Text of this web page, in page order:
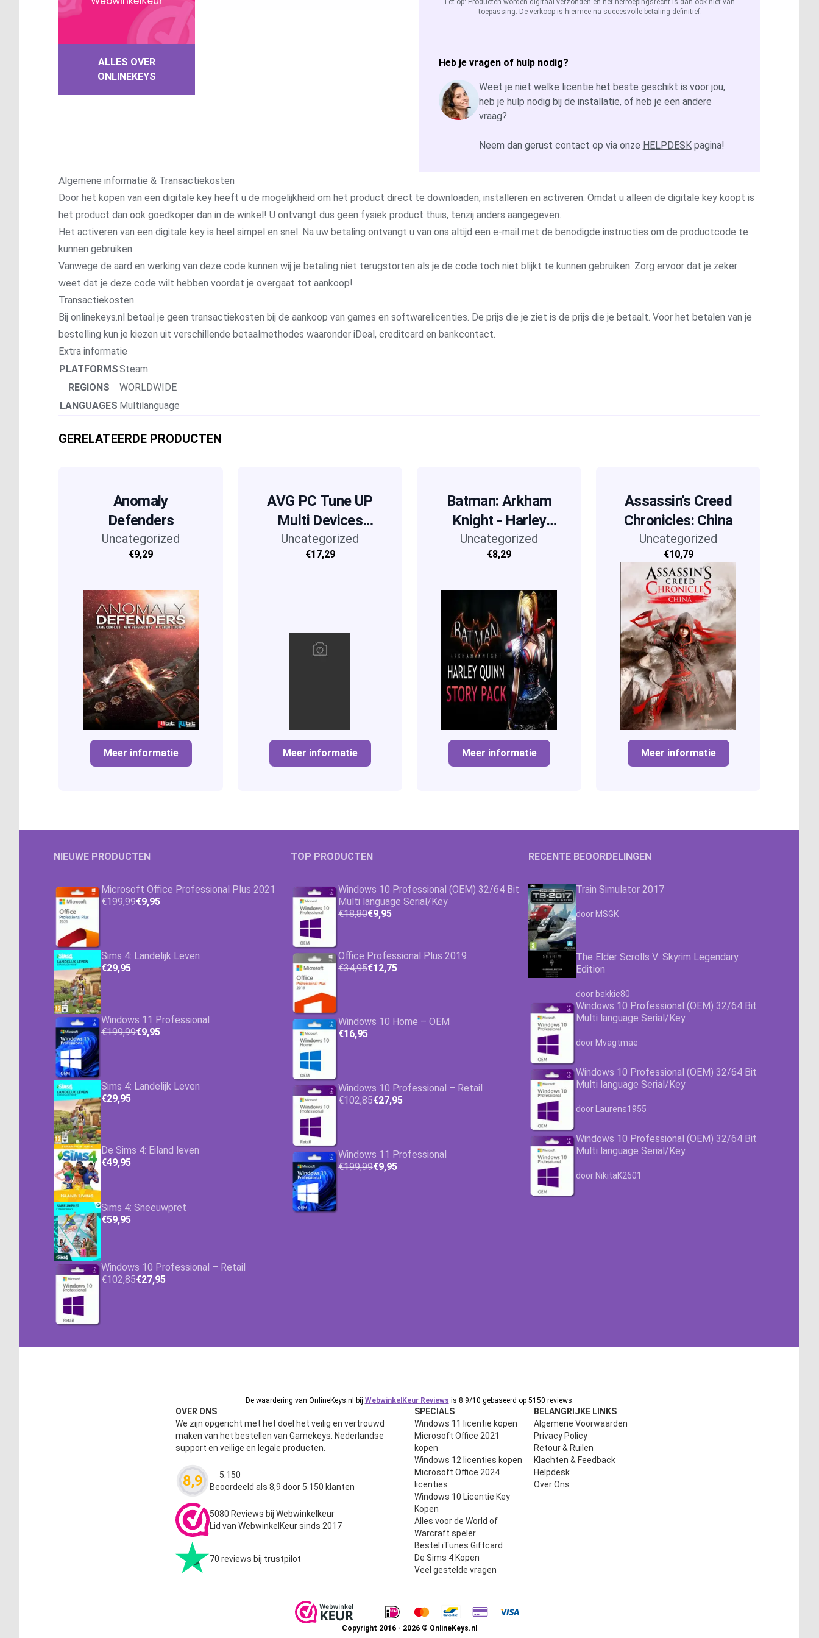
Let op: Producten worden digitaal verzonden en het herroepingsrecht is dan ook niet van
toepassing. De verkoop is hiermee na succesvolle betaling definitief.
Heb je vragen of hulp nodig?
Weet je niet welke licentie het beste geschikt is voor jou,
heb je hulp nodig bij de installatie, of heb je een andere
vraag?
Neem dan gerust contact op via onze HELPDESKpagina!
ALLES OVER
ONLINEKEYS
Algemene informatie & Transactiekosten
Door het kopen van een digitale key heeft u de mogelijkheid om het product direct te downloaden, installeren en activeren. Omdat u alleen de digitale key koopt is
het product dan ook goedkoper dan in de winkel! U ontvangt dus geen fysiek product thuis, tenzij anders aangegeven.
Het activeren van een digitale key is heel simpel en snel. Na uw betaling ontvangt u van ons altijd een e-mail met de benodigde instructies om de productcode te
kunnen gebruiken.
Vanwege de aard en werking van deze code kunnen wij je betaling niet terugstorten als je de code toch niet blijkt te kunnen gebruiken. Zorg ervoor dat je zeker
weet dat je deze code wilt hebben voordat je overgaat tot aankoop!
Transactiekosten
Bij onlinekeys.nl betaal je geen transactiekosten bij de aankoop van games en softwarelicenties. De prijs die je ziet is de prijs die je betaalt. Voor het betalen van je
bestelling kun je kiezen uit verschillende betaalmethodes waaronder iDeal, creditcard en bankcontact.
Extra informatie
PLATFORMSSteam
REGIONS
WORLDWIDE
LANGUAGES Multilanguage
GERELATEERDE PRODUCTEN
Anomaly
Defenders
Uncategorized
€9,29
Meer informatie
AVG PC Tune UP
Multi Devices
2017 2 Years
Unlimited
Uncategorized
€17,29
Meer informatie
Batman: Arkham
Knight - Harley
Quinn (DLC)
Uncategorized
€8,29
Meer informatie
Assassin's Creed
Chronicles: China
Uncategorized
€10,79
Meer informatie
NIEUWE PRODUCTEN
Microsoft Office Professional Plus 2021
€199,99€9,95
Sims 4: Landelijk Leven
€29,95
Windows 11 Professional
€199,99€9,95
Sims 4: Landelijk Leven
€29,95
De Sims 4: Eiland leven
€49,95
Sims 4: Sneeuwpret
€59,95
Windows 10 Professional – Retail
€102,85€27,95
TOP PRODUCTEN
Windows 10 Professional (OEM) 32/64 Bit
Multi language Serial/Key
€18,80€9,95
Office Professional Plus 2019
€34,95€12,75
Windows 10 Home – OEM
€16,95
Windows 10 Professional – Retail
€102,85€27,95
Windows 11 Professional
€199,99€9,95
RECENTE BEOORDELINGEN
Train Simulator 2017
Waardering
door MSGK
The Elder Scrolls V: Skyrim Legendary
Edition
Waardering4.63
door bakkie80
Windows 10 Professional (OEM) 32/64 Bit
Multi language Serial/Key
Waardering4.63
door Mvagtmae
Windows 10 Professional (OEM) 32/64 Bit
Multi language Serial/Key
Waardering4.63uit 5
door Laurens1955
Windows 10 Professional (OEM) 32/64 Bit
Multi language Serial/Key
Waardering4.63
door NikitaK2601
De waardering van OnlineKeys.nl bij WebwinkelKeur Reviews is 8.9/10 gebaseerd op 5150 reviews.
OVER ONS
We zijn opgericht met het doel het veilig en vertrouwd
maken van het bestellen van Gamekeys. Nederlandse
support en veilige en legale producten.
8,9 Waardering
5.150
Beoordeeld als 8,9 door 5.150 klanten
5080 Reviews bij Webwinkelkeur
Lid van WebwinkelKeur sinds 2017
70 reviews bij trustpilot
SPECIALS
Windows 11 licentie kopen
Microsoft Office 2021
kopen
Windows 12 licenties kopen
Microsoft Office 2024
licenties
Windows 10 Licentie Key
Kopen
Alles voor de World of
Warcraft speler
Bestel iTunes Giftcard
De Sims 4 Kopen
Veel gestelde vragen
BELANGRIJKE LINKS
Algemene Voorwaarden
Privacy Policy
Retour & Ruilen
Klachten & Feedback
Helpdesk
Over Ons
Copyright 2016 - 2026 © OnlineKeys.nl